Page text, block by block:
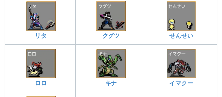
リタ クグツ せんせい
ロロ キナ イマクー